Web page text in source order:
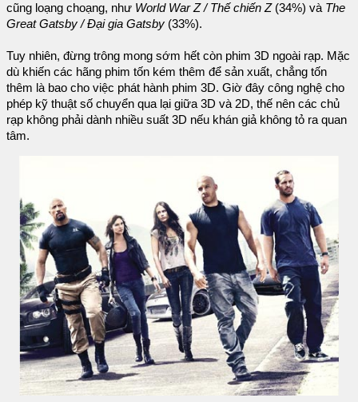
cũng loạng choạng, như World War Z / Thế chiến Z (34%) và The
Great Gatsby / Đại gia Gatsby (33%).
Tuy nhiên, đừng trông mong sớm hết còn phim 3D ngoài rạp. Mặc
dù khiến các hãng phim tốn kém thêm để sản xuất, chẳng tốn
thêm là bao cho việc phát hành phim 3D. Giờ đây công nghệ cho
phép kỹ thuật số chuyển qua lại giữa 3D và 2D, thế nên các chủ
rạp không phải dành nhiều suất 3D nếu khán giả không tỏ ra quan
tâm.